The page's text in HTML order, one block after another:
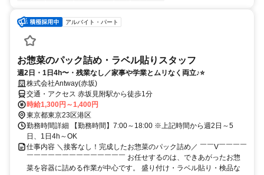
アルバイト・パート
お惣菜のパック詰め・ラベル貼りスタッフ
週2日・1日4h〜・残業なし／家事や学業とムリなく両立♪⭐
株式会社Antway(赤坂)
交通・アクセス 赤坂見附駅から徒歩1分
時給1,300円～1,400円
東京都東京23区港区
勤務時間詳細 【勤務時間】7:00～18:00 ※上記時間から週2日～5
日、1日4h～OK
仕事内容 ＼接客なし！完成したお惣菜のパック詰め／ ￣￣V￣￣￣￣
￣￣￣￣￣￣￣￣￣￣￣￣￣￣ お任せするのは、できあがったお惣
菜を容器に詰める作業が中心です。 盛り付け・ラベル貼り・検品な